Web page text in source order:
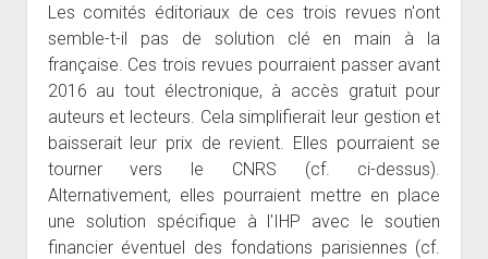
Les comités éditoriaux de ces trois revues n'ont
semble-t-il pas de solution clé en main à la
française. Ces trois revues pourraient passer avant
2016 au tout électronique, à accès gratuit pour
auteurs et lecteurs. Cela simplifierait leur gestion et
baisserait leur prix de revient. Elles pourraient se
tourner vers le CNRS (cf. ci-dessus).
Alternativement, elles pourraient mettre en place
une solution spécifique à l'IHP avec le soutien
financier éventuel des fondations parisiennes (cf.